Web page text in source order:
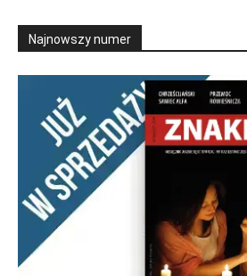
Najnowszy numer